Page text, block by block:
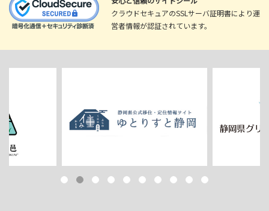
クラウドセキュアのSSLサーバ証明書により運
営者情報が認証されています。